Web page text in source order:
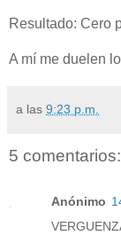
Resultado: Cero
A mí me duelen
a las 9:23 p.m.
5 comentarios:
Anónimo